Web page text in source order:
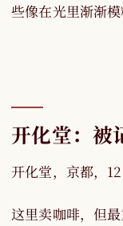
些像在光里渐渐
开化堂：被
开化堂，京都，12
这里卖咖啡，但